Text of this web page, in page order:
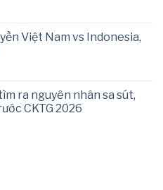
8
Tín
Việt Nam vs Indonesia,
ra nguyên nhân sa sút,
CKTG 2026